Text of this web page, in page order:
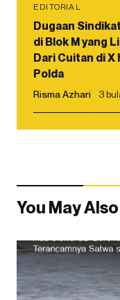
EDITORIAL
Dugaan
di Blok M yang
Dari Cuitan di X
Polda
Risma Azhari 3
You May